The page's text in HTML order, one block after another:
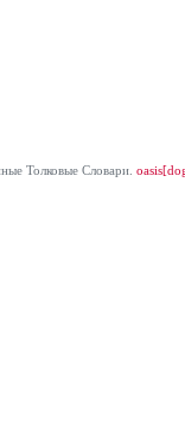
Толковые Cловари.